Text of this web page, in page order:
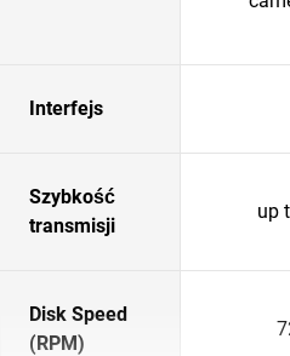
Interfejs
Szybkość
transmisji
up
Disk Speed
(RPM)